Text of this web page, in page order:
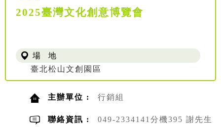
2025臺灣文化創意博覽會
場 地
臺北松山文創園區
主辦單位 : 行銷組
聯絡資訊 : 049-2334141分機395 謝先生